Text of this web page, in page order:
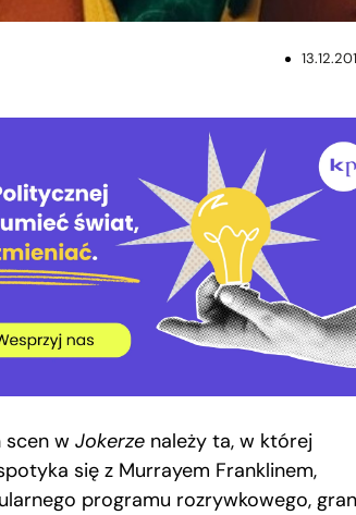
scen w Jokerze należy ta, w której
się z Murrayem Franklinem,
programu rozrywkowego,